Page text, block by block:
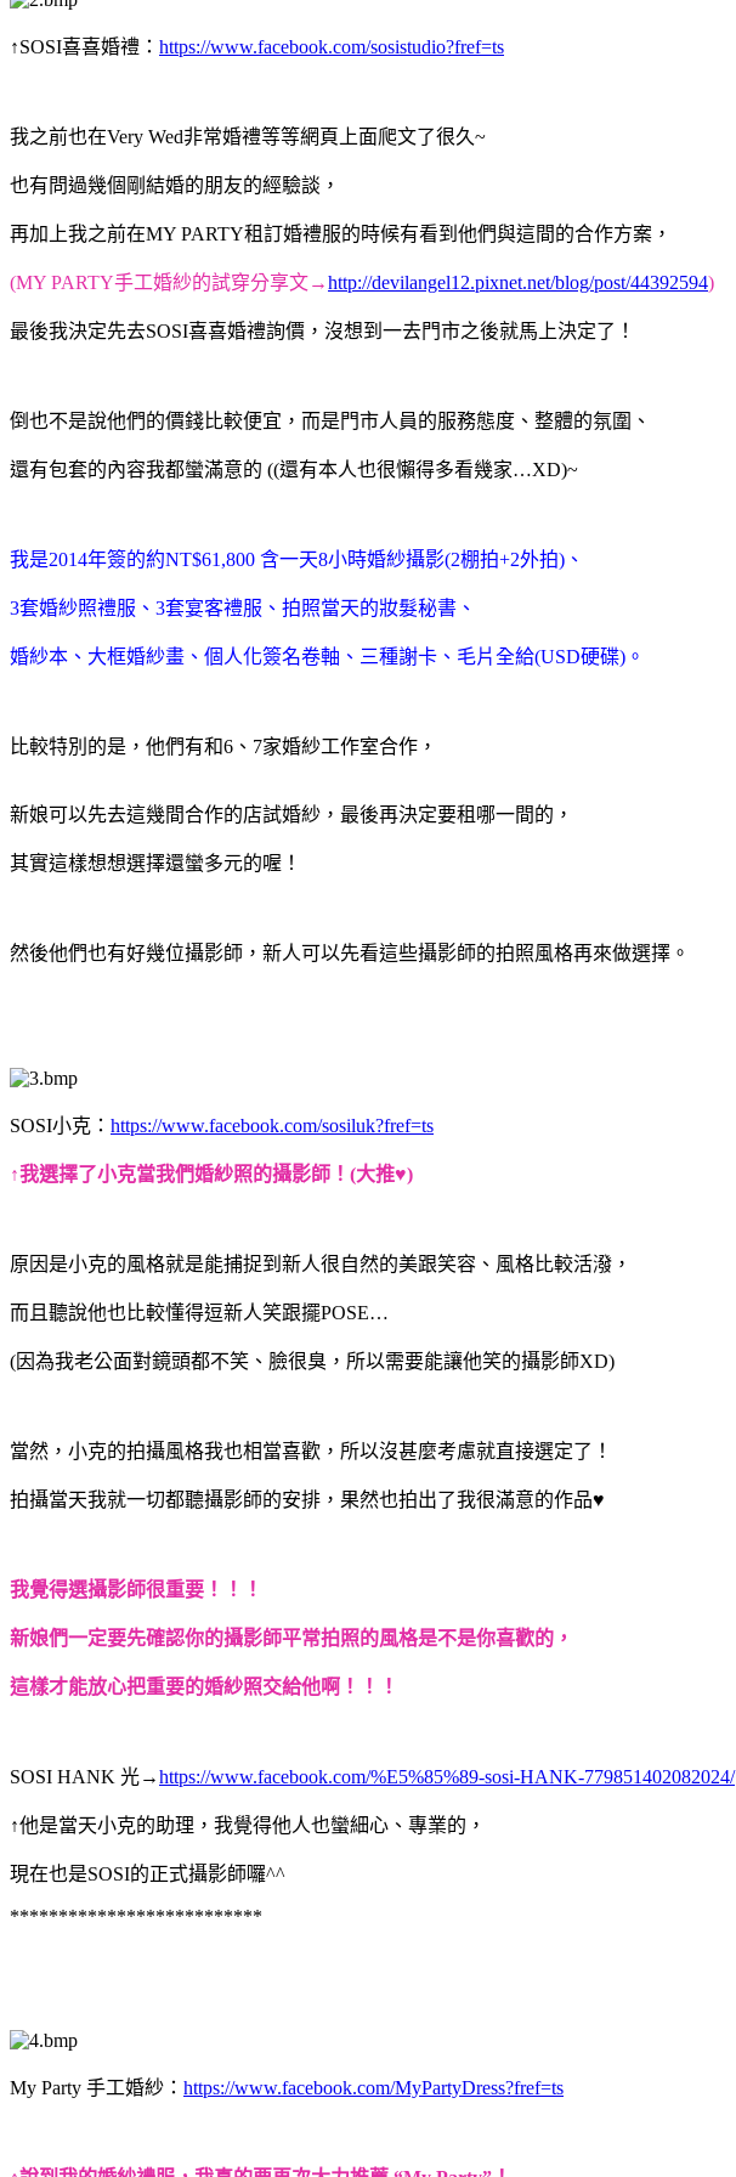
↑SOSI喜喜婚禮： https://www.facebook.com/sosistudio?fref=ts
我之前也在Very Wed非常婚禮等等網頁上面爬文了很久~
也有問過幾個剛結婚的朋友的經驗談，
再加上我之前在MY PARTY租訂婚禮服的時候有看到他們與這間的合作方案，
(MY PARTY手工婚紗的試穿分享文→http://devilangel12.pixnet.net/blog/post/44392594)
最後我決定先去SOSI喜喜婚禮詢價，沒想到一去門市之後就馬上決定了！
倒也不是說他們的價錢比較便宜，而是門市人員的服務態度、整體的氛圍、
還有包套的內容我都蠻滿意的 ((還有本人也很懶得多看幾家…XD)~
我是2014年簽的約NT$61,800 含一天8小時婚紗攝影(2棚拍+2外拍)、
3套婚紗照禮服、3套宴客禮服、拍照當天的妝髮秘書、
婚紗本、大框婚紗畫、個人化簽名卷軸、三種謝卡、毛片全給(USD硬碟)。
比較特別的是，他們有和6、7家婚紗工作室合作，
新娘可以先去這幾間合作的店試婚紗，最後再決定要租哪一間的，
其實這樣想想選擇還蠻多元的喔！
然後他們也有好幾位攝影師，新人可以先看這些攝影師的拍照風格再來做選擇。
SOSI小克： https://www.facebook.com/sosiluk?fref=ts
↑我選擇了小克當我們婚紗照的攝影師！(大推♥)
原因是小克的風格就是能捕捉到新人很自然的美跟笑容、風格比較活潑，
而且聽說他也比較懂得逗新人笑跟擺POSE…
(因為我老公面對鏡頭都不笑、臉很臭，所以需要能讓他笑的攝影師XD)
當然，小克的拍攝風格我也相當喜歡，所以沒甚麼考慮就直接選定了！
拍攝當天我就一切都聽攝影師的安排，果然也拍出了我很滿意的作品♥
我覺得選攝影師很重要！！！
新娘們一定要先確認你的攝影師平常拍照的風格是不是你喜歡的，
這樣才能放心把重要的婚紗照交給他啊！！！
SOSI HANK 光→https://www.facebook.com/%E5%85%89-sosi-HANK-779851402082024/
↑他是當天小克的助理，我覺得他人也蠻細心、專業的，
現在也是SOSI的正式攝影師囉^^
**************************
My Party 手工婚紗： https://www.facebook.com/MyPartyDress?fref=ts